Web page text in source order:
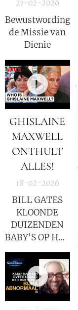
bereikt.
21-02-2026
Bewustwording,
de Missie van
Dienie
GHISLAINE
MAXWELL
ONTHULT
ALLES!
18-02-2026
BILL GATES
KLOONDE
DUIZENDEN
BABY'S OP HET
EILAND VAN
EPSTEIN - DE
WHITE HATS
LANCEREN
EEN GLOBALE